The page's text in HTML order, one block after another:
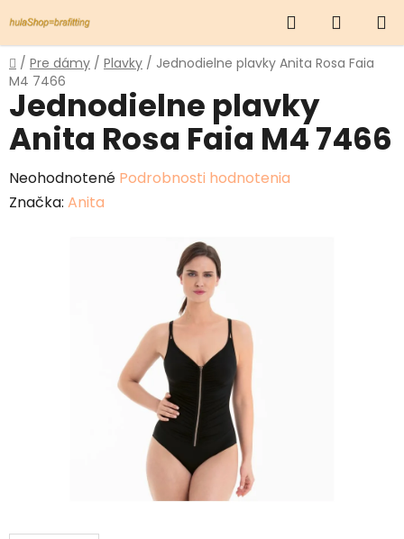
na
obsah
Hľadať
KOŠÍK
Domov
/ Pre dámy / Plavky / Jednodielne plavky Anita Rosa Faia
M4 7466
Jednodielne plavky
Anita Rosa Faia M4 7466
Priemerné
hodnotenie
Neohodnotené Podrobnosti hodnotenia
Značka: Anita